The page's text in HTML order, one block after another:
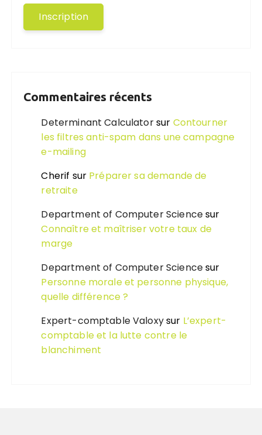
Commentaires récents
Determinant Calculatorsur Contourner
les filtres anti-spam dans une campagne
e-mailing
Cherif sur Préparer sa demande de
retraite
Department of Computer Sciencesur
Connaître et maîtriser votre taux de
marge
Department of Computer Sciencesur
Personne morale et personne physique,
quelle différence ?
Expert-comptable Valoxysur L’expert-
comptable et la lutte contre le
blanchiment